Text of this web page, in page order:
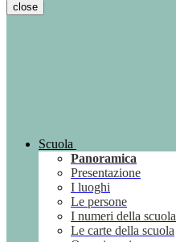
close
Scuola
Panoramica
Presentazione
I luoghi
Le persone
I numeri della scuola
Le carte della scuola